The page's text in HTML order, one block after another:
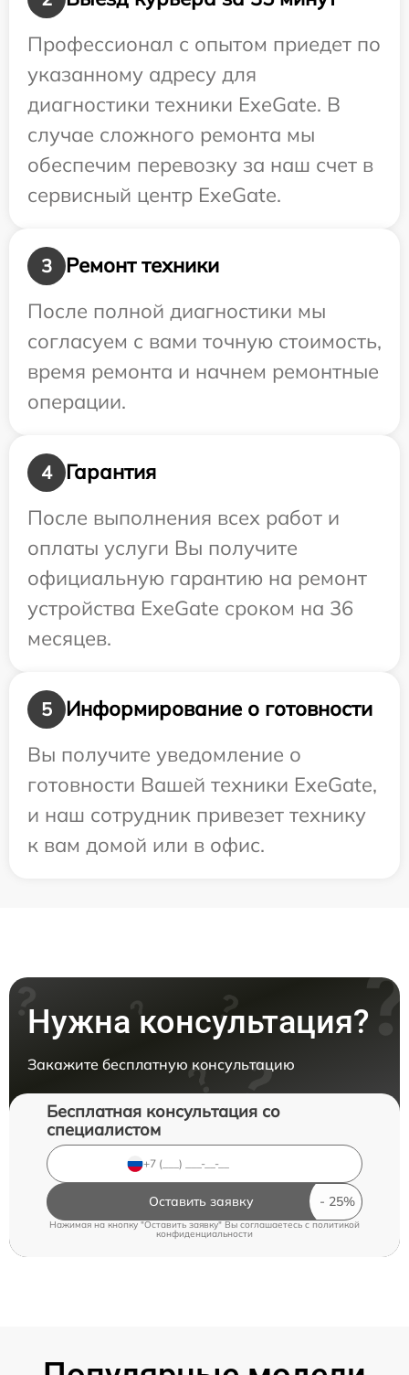
Профессионал с опытом приедет по
указанному адресу для
диагностики техники ExeGate. В
случае сложного ремонта мы
обеспечим перевозку за наш счет в
сервисный центр ExeGate.
3
Ремонт техники
После полной диагностики мы
согласуем с вами точную стоимость,
время ремонта и начнем ремонтные
операции.
4
Гарантия
После выполнения всех работ и
оплаты услуги Вы получите
официальную гарантию на ремонт
устройства ExeGate сроком на 36
месяцев.
5
Информирование о готовности
Вы получите уведомление о
готовности Вашей техники ExeGate,
и наш сотрудник привезет технику
к вам домой или в офис.
Нужна консультация?
Закажите бесплатную консультацию
Бесплатная консультация со
специалистом
Оставить заявку
Нажимая на кнопку "Оставить заявку" Вы соглашаетесь cполитикой
конфиденциальности